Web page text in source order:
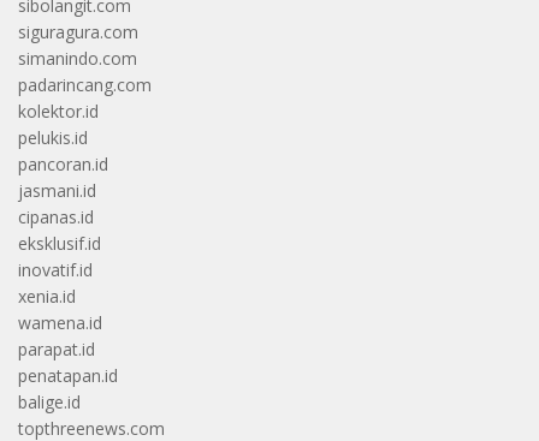
sibolangit.com
siguragura.com
simanindo.com
padarincang.com
kolektor.id
pelukis.id
pancoran.id
jasmani.id
cipanas.id
eksklusif.id
inovatif.id
xenia.id
wamena.id
parapat.id
penatapan.id
balige.id
topthreenews.com